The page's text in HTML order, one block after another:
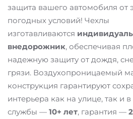
защита вашего автомобиля от
погодных условий! Чехлы
изготавливаются
внедорожник, обеспечивая
надежную защиту от дождя,
грязи. Воздухопроницаемый
конструкция гарантируют
интерьера как на улице, так и
службы — 10+ лет, гарантия —